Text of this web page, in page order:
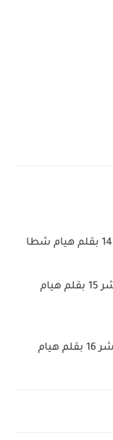
رواية بلقيس وأنا الفصل الخامس عشر 15 بقلم هيام
رواية بلقيس وأنا الفصل السادس عشر 16 بقلم هيام